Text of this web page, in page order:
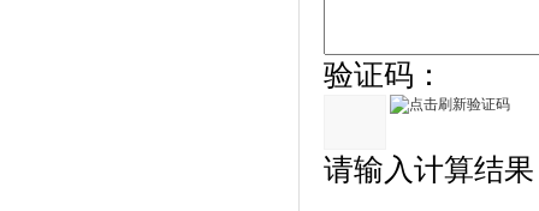
验证码：
请输入计算结果